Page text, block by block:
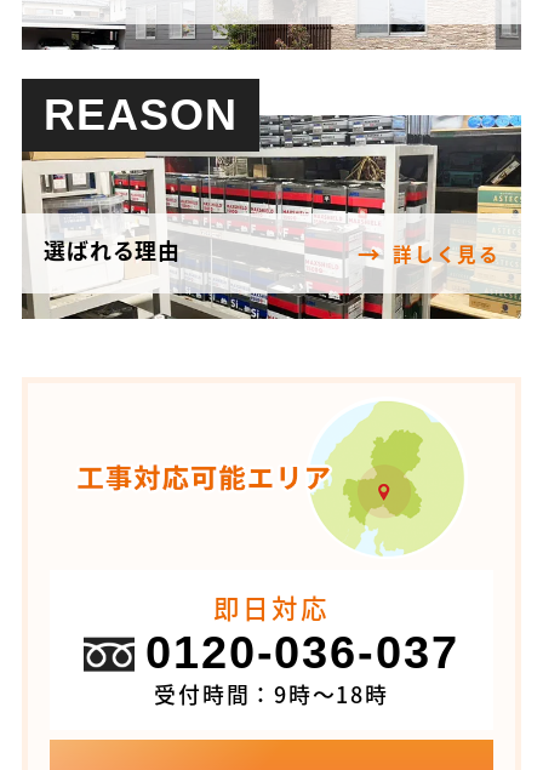
REASON
選ばれる理由 詳しく見る
即日対応
0120-036-037
受付時間：9時～18時